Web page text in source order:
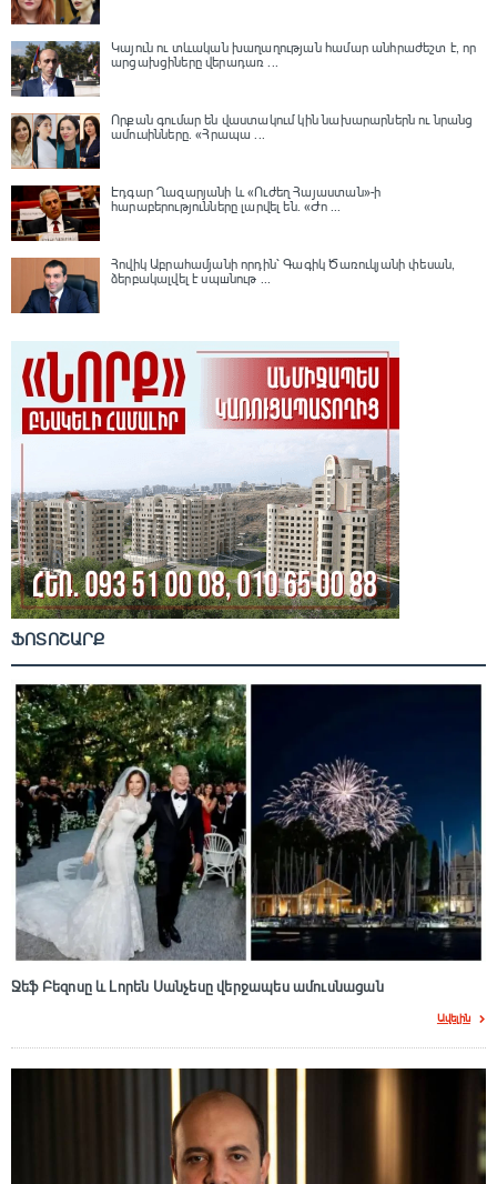
Կայուն ու տևական խաղաղության համար անհրաժեշտ է, որ
արցախցիները վերադառ ...
Որքան գումար են վաստակում կին նախարարներն ու նրանց
ամուսինները. «Հրապա ...
Էդգար Ղազարյանի և «Ուժեղ Հայաստան»-ի
հարաբերությունները լարվել են․ «Ժո ...
Հովիկ Աբրահամյանի որդին՝ Գագիկ Ծառուկյանի փեսան,
ձերբակալվել է սպшնութ ...
ՖՈՏՈՇԱՐՔ
Ջեֆ Բեզոսը և Լորեն Սանչեսը վերջապես ամուսնացան
Ավելին